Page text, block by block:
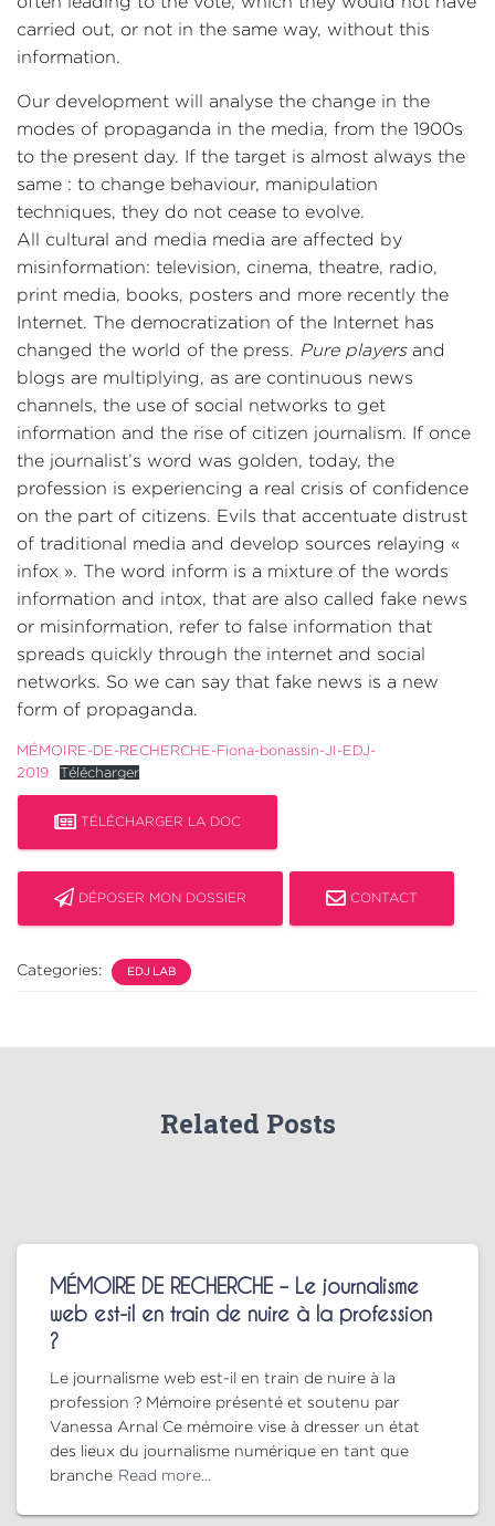
carried out, or not in the same way, without this
information.
Our development will analyse the change in the
modes of propaganda in the media, from the 1900s
to the present day. If the target is almost always the
same : to change behaviour, manipulation
techniques, they do not cease to evolve.
All cultural and media media are affected by
misinformation: television, cinema, theatre, radio,
print media, books, posters and more recently the
Internet. The democratization of the Internet has
changed the world of the press. Pure players and
blogs are multiplying, as are continuous news
channels, the use of social networks to get
information and the rise of citizen journalism. If once
the journalist’s word was golden, today, the
profession is experiencing a real crisis of confidence
on the part of citizens. Evils that accentuate distrust
of traditional media and develop sources relaying «
infox ». The word inform is a mixture of the words
information and intox, that are also called fake news
or misinformation, refer to false information that
spreads quickly through the internet and social
networks. So we can say that fake news is a new
form of propaganda.
MÉMOIRE-DE-RECHERCHE-Fiona-bonassin-JI-EDJ-
2019
Télécharger
TÉLÉCHARGER LA DOC
DÉPOSER MON DOSSIER CONTACT
Categories: EDJ LAB
Related Posts
MÉMOIRE DE RECHERCHE – Le journalisme
web est-il en train de nuire à la profession
?
Le journalisme web est-il en train de nuire à la
profession ? Mémoire présenté et soutenu par
Vanessa Arnal Ce mémoire vise à dresser un état
des lieux du journalisme numérique en tant que
branche Read more…